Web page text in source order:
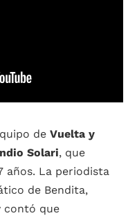
de Vuelta y
Solari, que
años. La periodista
de Bendita,
contó que